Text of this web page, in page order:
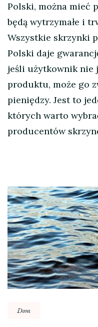
Polski, można mieć
będą wytrzymałe i
Wszystkie skrzynki
Polski daje
jeśli użytkownik nie
produktu, może go
pieniędzy. Jest to
których warto
producentów
Nawigacja
wpisu
Dom